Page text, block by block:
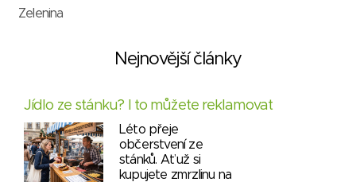
Zelenina
Nejnovější články
Jídlo ze stánku? I to můžete reklamovat
Léto přeje
občerstvení ze
stánků. Ať už si
kupujete zmrzlinu na